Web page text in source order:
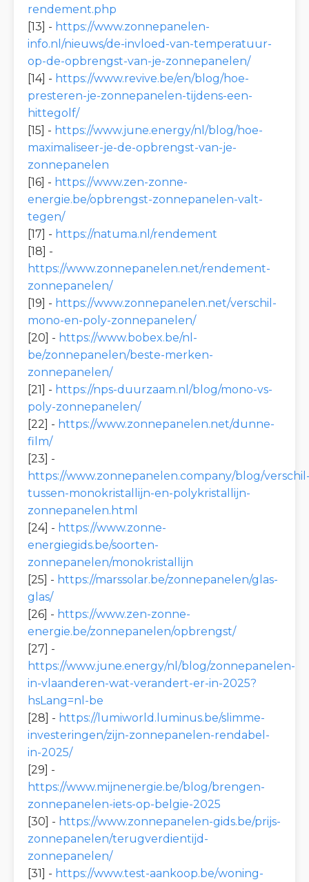
rendement.php
[13] - https://www.zonnepanelen-
info.nl/nieuws/de-invloed-van-temperatuur-
op-de-opbrengst-van-je-zonnepanelen/
[14] - https://www.revive.be/en/blog/hoe-
presteren-je-zonnepanelen-tijdens-een-
hittegolf/
[15] - https://www.june.energy/nl/blog/hoe-
maximaliseer-je-de-opbrengst-van-je-
zonnepanelen
[16] - https://www.zen-zonne-
energie.be/opbrengst-zonnepanelen-valt-
tegen/
[17] - https://natuma.nl/rendement
[18] -
https://www.zonnepanelen.net/rendement-
zonnepanelen/
[19] - https://www.zonnepanelen.net/verschil-
mono-en-poly-zonnepanelen/
[20] - https://www.bobex.be/nl-
be/zonnepanelen/beste-merken-
zonnepanelen/
[21] - https://nps-duurzaam.nl/blog/mono-vs-
poly-zonnepanelen/
[22] - https://www.zonnepanelen.net/dunne-
film/
[23] -
https://www.zonnepanelen.company/blog/
tussen-monokristallijn-en-polykristallijn-
zonnepanelen.html
[24] - https://www.zonne-
energiegids.be/soorten-
zonnepanelen/monokristallijn
[25] - https://marssolar.be/zonnepanelen/glas-
glas/
[26] - https://www.zen-zonne-
energie.be/zonnepanelen/opbrengst/
[27] -
https://www.june.energy/nl/blog/zonnepanelen-
in-vlaanderen-wat-verandert-er-in-2025?
hsLang=nl-be
[28] - https://lumiworld.luminus.be/slimme-
investeringen/zijn-zonnepanelen-rendabel-
in-2025/
[29] -
https://www.mijnenergie.be/blog/brengen-
zonnepanelen-iets-op-belgie-2025
[30] - https://www.zonnepanelen-gids.be/prijs-
zonnepanelen/terugverdientijd-
zonnepanelen/
[31] - https://www.test-aankoop.be/woning-